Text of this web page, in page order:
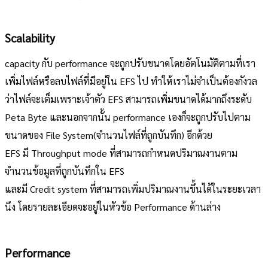
Scalability
capacity กับ performance จะถูกปรับขนาดโดยอัตโนมัติตามที่เรา
เพิ่มไฟล์หรือลบไฟล์ที่มีอยู่ใน EFS ไป ทำให้เราไม่จำเป็นต้องกังวล
ว่าไฟล์จะเต็มเพราะเจ้าตัว EFS สามารถเพิ่มขนาดได้มากถึงระดับ
Peta Byte และนอกจากนั้น performance เองก็จะถูกปรับไปตาม
ขนาดของ File System(จำนวนไฟล์ที่ถูกบันทึก) อีกด้วย
EFS มี Throughput mode ที่สามารถกำหนดปริมาณงานตาม
จำนวนข้อมูลที่ถูกบันทึกใน EFS
และมี Credit system ที่สามารถเพิ่มปริมาณงานขึ้นได้ในระยะเวลา
นึง โดยรายละเอียดจะอยู่ในหัวข้อ Performance ด้านล่าง
Performance